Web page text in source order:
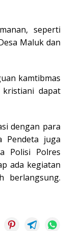
seperti
Maluk dan
kamtibmas
dapat
dengan para
Pendeta juga
Polisi Polres
ada kegiatan
berlangsung.